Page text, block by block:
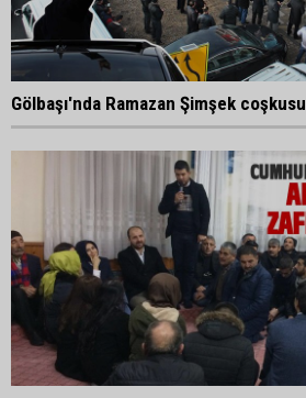
Gölbaşı'nda Ramazan Şimşek coşkusu